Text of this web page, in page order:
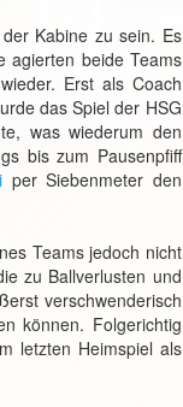
Kabine zu sein. Es
agierten beide Teams
Erst als Coach
das Spiel der HSG
was wiederum den
bis zum Pausenpfiff
per Siebenmeter den
Teams jedoch nicht
zu Ballverlusten und
verschwenderisch
können. Folgerichtig
letzten Heimspiel als